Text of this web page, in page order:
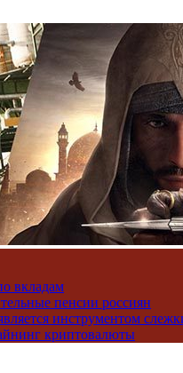
вкладам
пенсии россиян
инструментом
криптовалюты